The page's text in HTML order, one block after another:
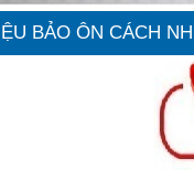
BẢO ÔN CÁCH